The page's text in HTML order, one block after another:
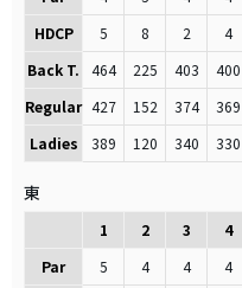
HDCP
5 8 2 4
Back T.
464 225 403 400
Regular 427 152 374 369
Ladies
389 120 340 330
東
1 2 3 4
Par
5 4 4 4